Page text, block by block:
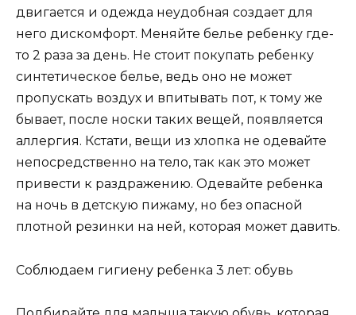
двигается и одежда неудобная создает для
него дискомфорт. Меняйте белье ребенку где-
то 2 раза за день. Не стоит покупать ребенку
синтетическое белье, ведь оно не может
пропускать воздух и впитывать пот, к тому же
бывает, после носки таких вещей, появляется
аллергия. Кстати, вещи из хлопка не одевайте
непосредственно на тело, так как это может
привести к раздражению. Одевайте ребенка
на ночь в детскую пижаму, но без опасной
плотной резинки на ней, которая может давить.
Соблюдаем гигиену ребенка 3 лет: обувь